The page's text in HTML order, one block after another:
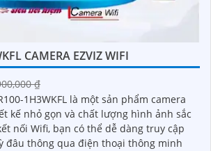
CAMERA EZVIZ WIFI
₫
1H3WKFL là một sản phẩm camera
kế nhỏ gọn và chất lượng hình ảnh sắc
đâu thông qua điện thoại thông minh